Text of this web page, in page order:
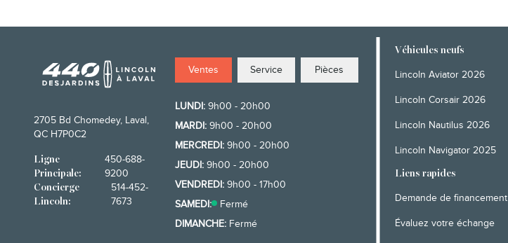
2705 Bd Chomedey, Laval,
QC H7P0C2
Ligne
Principale:
450-688-
9200
Concierge
Lincoln:
514-452-
7673
Ventes Service Pièces
LUNDI: 9h00 - 20h00
MARDI: 9h00 - 20h00
MERCREDI: 9h00 - 20h00
JEUDI: 9h00 - 20h00
VENDREDI: 9h00 - 17h00
SAMEDI:
Fermé
DIMANCHE: Fermé
Véhicules neufs
Lincoln Aviator 2026
Lincoln Corsair 2026
Lincoln Nautilus 2026
Lincoln Navigator 2025
Liens rapides
Demande de financement
Évaluez votre échange